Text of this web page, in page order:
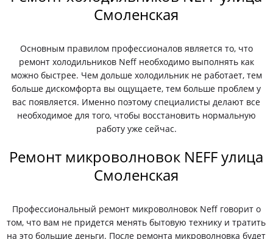
Смоленская
Основным правилом профессионалов является то, что
ремонт холодильников Neff необходимо выполнять как
можно быстрее. Чем дольше холодильник не работает, тем
больше дискомфорта вы ощущаете, тем больше проблем у
вас появляется. Именно поэтому специалисты делают все
необходимое для того, чтобы восстановить нормальную
работу уже сейчас.
Ремонт микроволновок NEFF улица
Смоленская
Профессиональный ремонт микроволновок Neff говорит о
том, что вам не придется менять бытовую технику и тратить
на это большие деньги. После ремонта микроволновка будет